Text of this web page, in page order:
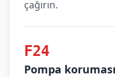
çağırın.
F24
Pompa